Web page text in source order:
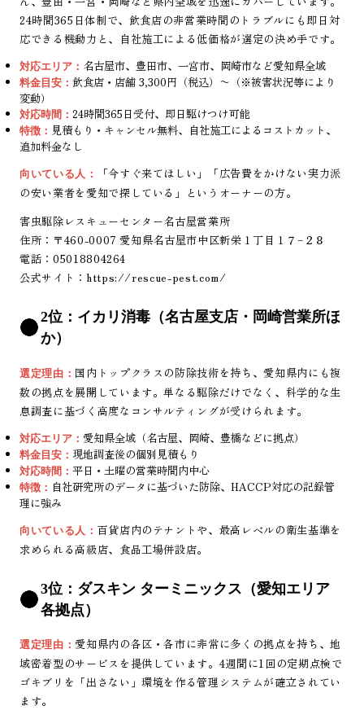
24時間365日体制で、飲食店の非営業時間のトラブルにも即日対
応できる機動力と、自社施工による低価格が選定の決め手です。
対応エリア： 名古屋市、豊田市、一宮市、岡崎市など愛知県全域
料金目安： 飲食店・店舗 3,300円（税込）〜（※被害状況等により
変動）
対応時間： 24時間365日受付、即日駆けつけ可能
特徴： 見積もり・キャンセル無料、自社施工によるコストカット、
追加料金なし
向いている人：
「今すぐ来てほしい」「広告費をかけない実力派
の安い業者を愛知で探している」というオーナーの方。
害虫駆除レスキューセンター名古屋営業所
住所：〒460-0007 愛知県名古屋市中区新栄１丁目１７−２８
電話：05018804264
公式サイト： https://rescue-pest.com/
2位：イカリ消毒（名古屋支店・岡崎営業所ほ
か）
選定理由： 国内トップクラスの防除技術を持ち、愛知県内にも複
数の拠点を展開しています。単なる駆除だけでなく、科学的な生
息調査に基づく高度なコンサルティングが受けられます。
対応エリア： 愛知県全域（名古屋、岡崎、豊橋などに拠点）
料金目安： 現地調査後の個別見積もり
対応時間： 平日・土曜の営業時間内中心
特徴： 自社研究所のデータに基づいた防除、HACCP対応の記録管
理に強み
向いている人： 百貨店内のテナントや、最高レベルの衛生基準を
求められる高級店、食品工場併設店。
3位：ダスキン ターミニックス（愛知エリア
各拠点）
選定理由：愛知県内の各区・各市に非常に多くの拠点を持ち、地
域密着型のサービスを提供しています。4週間に1回の定期点検で
ゴキブリを「出さない」環境を作る管理システムが確立されてい
ます。